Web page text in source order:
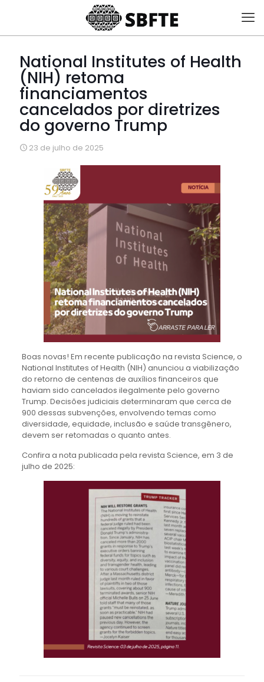
National Institutes of Health
(NIH) retoma
financiamentos
cancelados por diretrizes
do governo Trump
23 de julho de 2025
Boas novas! Em recente publicação na revista Science, o
National Institutes of Health (NIH) anunciou a viabilização
do retorno de centenas de auxílios financeiros que
haviam sido cancelados ilegalmente pelo governo
Trump. Decisões judiciais determinaram que cerca de
900 dessas subvenções, envolvendo temas como
diversidade, equidade, inclusão e saúde transgênero,
devem ser retomadas o quanto antes.
Confira a nota publicada pela revista Science, em 3 de
julho de 2025: